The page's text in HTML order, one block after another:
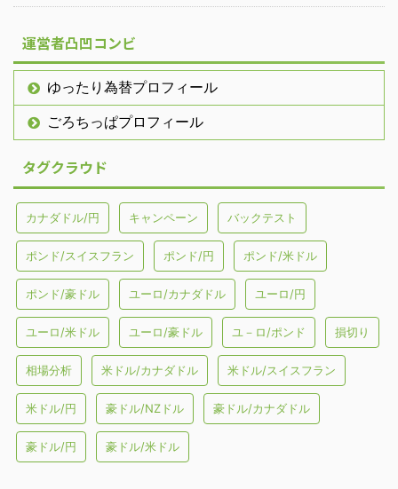
運営者凸凹コンビ
ゆったり為替プロフィール
ごろちっぱプロフィール
タグクラウド
カナダドル/円 キャンペーン バックテスト
ポンド/スイスフラン ポンド/円 ポンド/米ドル
ポンド/豪ドル ユーロ/カナダドル ユーロ/円
ユーロ/米ドル ユーロ/豪ドル ユ－ロ/ポンド 損切り
相場分析 米ドル/カナダドル 米ドル/スイスフラン
米ドル/円 豪ドル/NZドル 豪ドル/カナダドル
豪ドル/円 豪ドル/米ドル